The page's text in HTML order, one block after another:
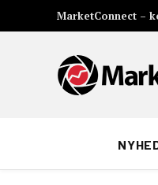
MarketConnect –